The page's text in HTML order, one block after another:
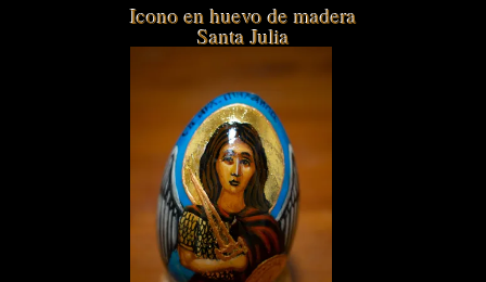
Icono en huevo de madera
Santa Julia